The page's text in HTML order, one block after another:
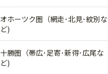
オホーツク圏（網走･北見･紋別な
ど)
十勝圏（帯広･足寄･新得･広尾な
ど)